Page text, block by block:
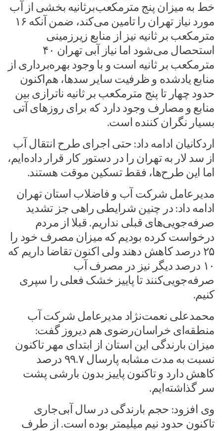
خط به میزان پنج‌ مترمکعب‌برثانیه بخشی از آب
مورد نیاز تهران را تامین می‌کند، ضمن آنکه ۱۶
مترمکعب بر ثانیه نیز از منابع زیرزمینی
استحصال می‌شود اما نیاز آبی تهران ۴۰
مترمکعب بر ثانیه است و با وجود بهره‌برداری از
منابع یادشده و ظرفیت سایر سدها، هم‌اکنون
حدود چهار تا پنج مترمکعب بر ثانیه ناترازی بین
منابع و مصارف وجود دارد که برای روزهای آتی
بسیار نگران کننده است.
اردکانیان ادامه داد: حتی اجرای طرح انتقال آب
از سد لار به تهران را در دستور کار قرار داده‌ایم،
اما این طرح‌ها، فقط تسکین موقت هستند.
مدیرعامل شرکت آب و فاضلاب استان تهران
ادامه داد: در چنین شرایطی راهی جز تشدید
صرفه‌جویی‌های قبلی نداریم. قبلا از مردم
درخواست کرده بودیم که میزان مصرف خود را
۲۵ درصد کاهش دهند ولی اکنون تقاضا داریم که
۱۰ درصد دیگر نیز در مصرف آب
صرفه‌جویی‌کنند تا پاییز خشک فعلی را سپری
کنیم.
محمدعلی نعمت‌نژاد مدیرعامل شرکت آب
منطقه‌ای خراسان‌رضوی هم دیروز گفت:
میزان بارندگی این استان از ابتدای مهر تاکنون
نسبت به مدت مشابه پارسال ۹۹.۷ درصد
کاهش دارد و تاکنون پاییز بدون بارشی پشت
سر گذاشته‌ایم.
وی افزود: حجم بارندگی در سال آبی‌جاری
تاکنون حدود نیم میلیمتر بوده است. از طرف